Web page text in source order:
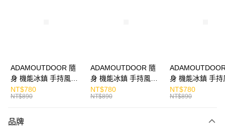
運送方式
免運費
ADAMOUTDOOR 隨
身 機能冰鎮 手持風扇
掛繩
NT$780
NT$890
ADAMOUTDOOR 隨
身 機能冰鎮 手持風扇
掛繩
NT$780
NT$890
身 機能冰鎮 手持
掛繩
NT$780
NT$890
品牌